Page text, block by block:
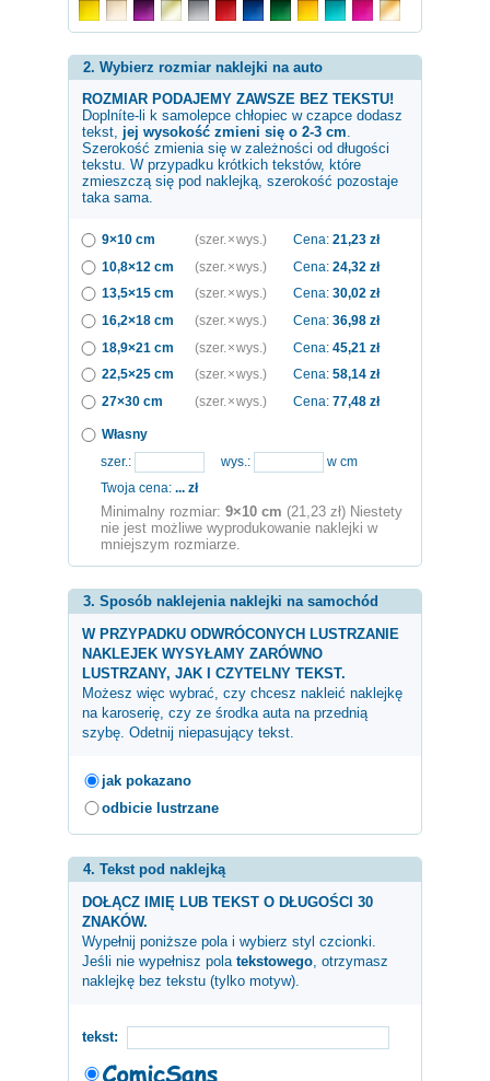
2. Wybierz rozmiar naklejki na auto
ROZMIAR PODAJEMY ZAWSZE BEZ TEKSTU!
Doplníte-li k samolepce chłopiec w czapce dodasz
tekst, jej wysokość zmieni się o 2-3 cm
Szerokość zmienia się w zależności od długości
tekstu. W przypadku krótkich tekstów, które
zmieszczą się pod naklejką, szerokość pozostaje
taka sama.
9×10 cm (szer. × wys.) Cena: 21,23 zł
10,8×12 cm
(szer. × wys.) Cena: 24,32 zł
13,5×15 cm
(szer. × wys.) Cena: 30,02 zł
16,2×18 cm
(szer. × wys.) Cena: 36,98 zł
18,9×21 cm
(szer. × wys.) Cena: 45,21 zł
22,5×25 cm
(szer. × wys.) Cena: 58,14 zł
27×30 cm
(szer. × wys.) Cena: 77,48 zł
Własny
szer.:
wys.:
w cm
Twoja cena: ... zł
Minimalny rozmiar: 9×10 cm (21,23 zł) Niestety
nie jest możliwe wyprodukowanie naklejki w
mniejszym rozmiarze.
3. Sposób naklejenia naklejki na samochód
W PRZYPADKU ODWRÓCONYCH LUSTRZANIE
NAKLEJEK WYSYŁAMY ZARÓWNO
LUSTRZANY, JAK I CZYTELNY TEKST.
Możesz więc wybrać, czy chcesz nakleić naklejkę
na karoserię, czy ze środka auta na przednią
szybę. Odetnij niepasujący tekst.
jak pokazano
odbicie lustrzane
4. Tekst pod naklejką
DOŁĄCZ IMIĘ LUB TEKST O DŁUGOŚCI 30
ZNAKÓW.
Wypełnij poniższe pola i wybierz styl czcionki.
Jeśli nie wypełnisz pola tekstowego , otrzymasz
naklejkę bez tekstu (tylko motyw).
tekst: